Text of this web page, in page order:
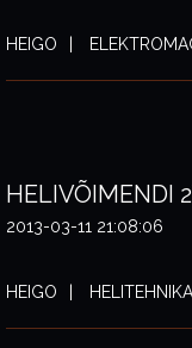
HEIGO
HELIVÕIMENDI
2013-03-11 21:08:06
HEIGO HELITEHNIKA